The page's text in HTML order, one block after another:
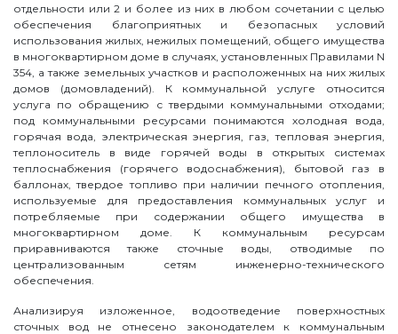
отдельности или 2 и более из них в любом сочетании с целью
обеспечения благоприятных и безопасных условий
использования жилых, нежилых помещений, общего имущества
в многоквартирном доме в случаях, установленных Правилами N
354, а также земельных участков и расположенных на них жилых
домов (домовладений). К коммунальной услуге относится
услуга по обращению с твердыми коммунальными отходами;
под коммунальными ресурсами понимаются холодная вода,
горячая вода, электрическая энергия, газ, тепловая энергия,
теплоноситель в виде горячей воды в открытых системах
теплоснабжения (горячего водоснабжения), бытовой газ в
баллонах, твердое топливо при наличии печного отопления,
используемые для предоставления коммунальных услуг и
потребляемые при содержании общего имущества в
многоквартирном доме. К коммунальным ресурсам
приравниваются также сточные воды, отводимые по
централизованным сетям инженерно-технического
обеспечения.
Анализируя изложенное, водоотведение поверхностных
сточных вод не отнесено законодателем к коммунальным